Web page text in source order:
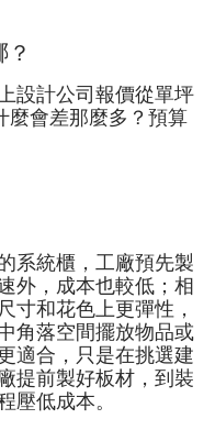
設計公司報價從單坪
麼會差那麼多？預算
系統櫃，工廠預先製
外，成本也較低；相
寸和花色上更彈性，
角落空間擺放物品或
適合，只是在挑選建
提前製好板材，到裝
壓低成本。